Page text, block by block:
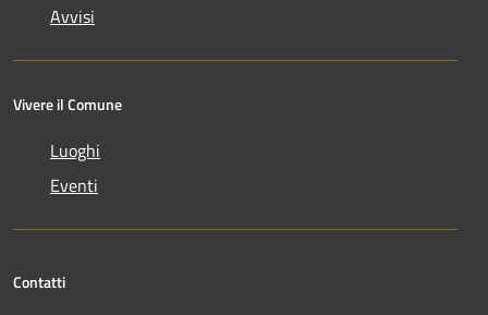
Avvisi
Vivere il Comune
Luoghi
Eventi
Contatti